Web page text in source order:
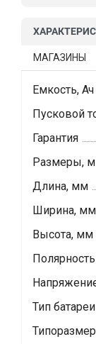
МАГАЗИНЫ
Емкость, Ач
Пусковой
Гарантия
Размеры,
Длина, мм
Ширина, мм
Высота, мм
Полярность
Тип батареи
Типоразмер